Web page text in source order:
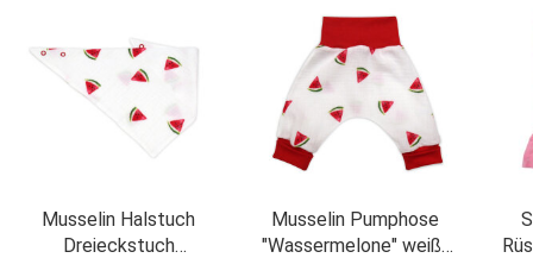
Musselin Halstuch
Dreieckstuch
Musselin Pumphose
"Wassermelone" weiß-